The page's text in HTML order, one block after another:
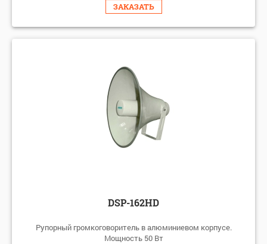
ЗАКАЗАТЬ
DSP-162HD
Рупорный громкоговоритель в алюминиевом корпусе.
Мощность 50 Вт